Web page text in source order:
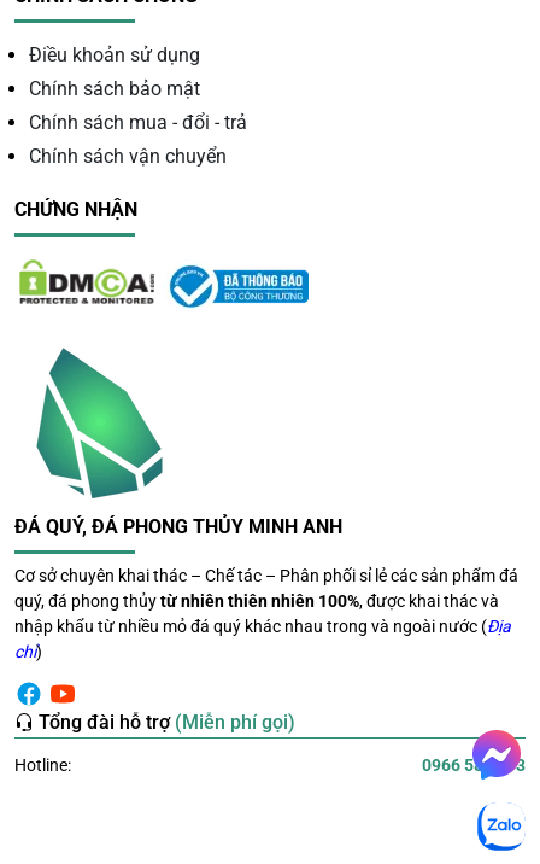
Trừ tà, xua đuổi ma quỷ
Các chuyên gia phong thủy tin rằng việc sử dụng bi cầu
trắng sẽ giúp chủ nhân không bị ma quỷ quấy rối, xua
đuổi năng lượng âm, đón dương nên thường được dùng
để trừ tà.
Điều khoản sử dụng
Chính sách bảo mật
Chính sách mua - đổi - trả
Chính sách vận chuyển
CHỨNG NHẬN
ĐÁ QUÝ, ĐÁ PHONG THỦY MINH ANH
Cơ sở chuyên khai thác – Chế tác – Phân phối sỉ lẻ các sản phẩm đá
quý, đá phong thủytừ nhiên thiên nhiên 100%, được khai thác và
nhập khẩu từ nhiều mỏ đá quý khác nhau trong và ngoài nước (Địa
chỉ)
Tổng đài hỗ trợ (Miễn phí gọi)
Hotline: 0966 581 393